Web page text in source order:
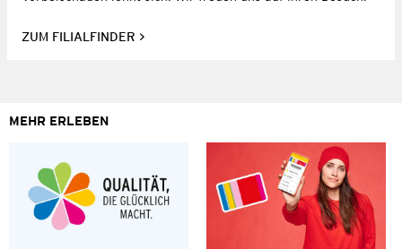
ZUM FILIALFINDER
MEHR ERLEBEN